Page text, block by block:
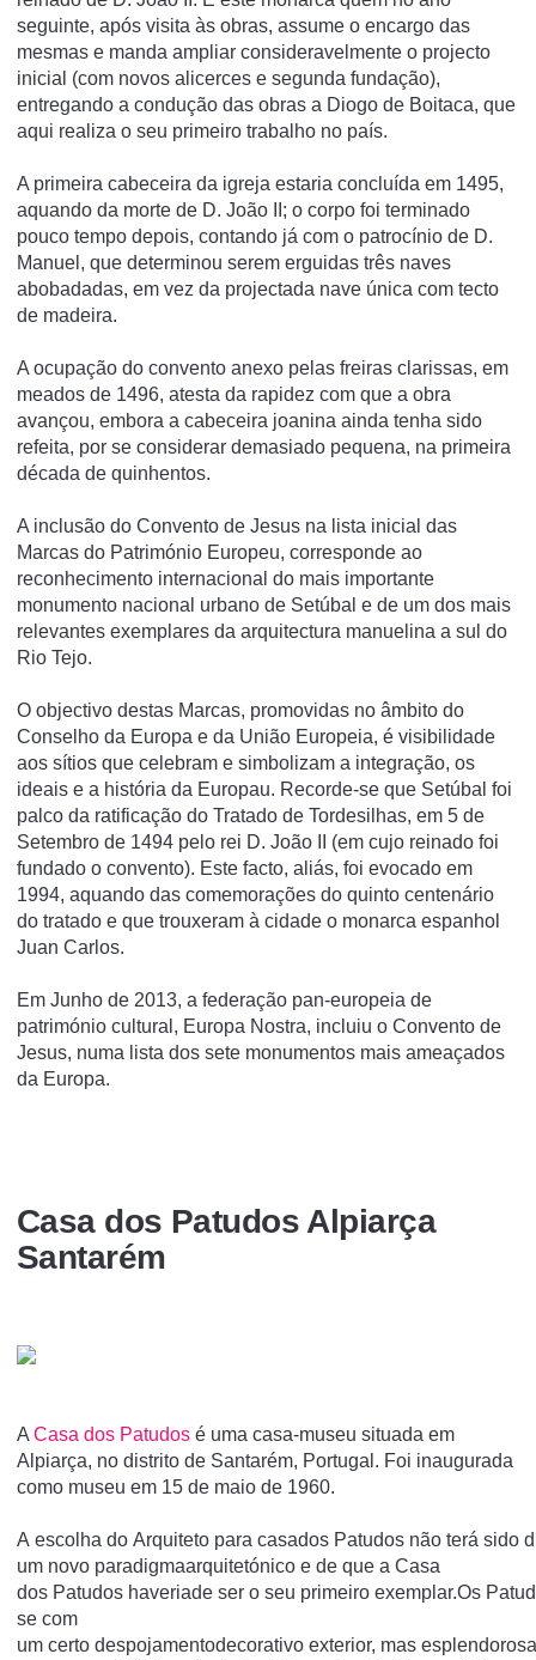
seguinte, após visita às obras, assume o encargo das
mesmas e manda ampliar consideravelmente o projecto
inicial (com novos alicerces e segunda fundação),
entregando a condução das obras a Diogo de Boitaca, que
aqui realiza o seu primeiro trabalho no país.
A primeira cabeceira da igreja estaria concluída em 1495,
aquando da morte de D. João II; o corpo foi terminado
pouco tempo depois, contando já com o patrocínio de D.
Manuel, que determinou serem erguidas três naves
abobadadas, em vez da projectada nave única com tecto
de madeira.
A ocupação do convento anexo pelas freiras clarissas, em
meados de 1496, atesta da rapidez com que a obra
avançou, embora a cabeceira joanina ainda tenha sido
refeita, por se considerar demasiado pequena, na primeira
década de quinhentos.
A inclusão do Convento de Jesus na lista inicial das
Marcas do Património Europeu, corresponde ao
reconhecimento internacional do mais importante
monumento nacional urbano de Setúbal e de um dos mais
relevantes exemplares da arquitectura manuelina a sul do
Rio Tejo.
O objectivo destas Marcas, promovidas no âmbito do
Conselho da Europa e da União Europeia, é visibilidade
aos sí­tios que celebram e simbolizam a integração, os
ideais e a história da Europau. Recorde-se que Setúbal foi
palco da ratificação do Tratado de Tordesilhas, em 5 de
Setembro de 1494 pelo rei D. João II (em cujo reinado foi
fundado o convento). Este facto, aliás, foi evocado em
1994, aquando das comemorações do quinto centenário
do tratado e que trouxeram à cidade o monarca espanhol
Juan Carlos.
Em Junho de 2013, a federação pan-europeia de
património cultural, Europa Nostra, incluiu o Convento de
Jesus, numa lista dos sete monumentos mais ameaçados
da Europa.
Casa dos Patudos Alpiarça
Santarém
A Casa dos Patudos é uma casa-museu situada em
Alpiarça, no distrito de Santarém, Portugal. Foi inaugurada
como museu em 15 de maio de 1960.
A escolha do Arquiteto para casados Patudos não terá sido
um novo paradigmaarquitetónico e de que a Casa
dos Patudos haveriade ser o seu primeiro exemplar.Os
se com
um certo despojamentodecorativo exterior, mas